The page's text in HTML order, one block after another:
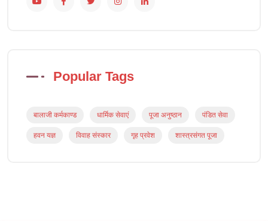
Popular Tags
बालाजी कर्मकाण्ड धार्मिक सेवाएं पूजा अनुष्ठान पंडित सेवा
हवन यज्ञ विवाह संस्कार गृह प्रवेश शास्त्रसंगत पूजा